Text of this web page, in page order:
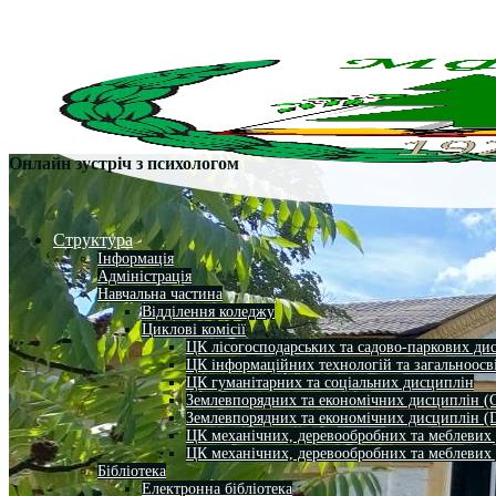
Структура
Інформація
Адміністрація
Навчальна частина
Відділення коледжу
Циклові комісії
ЦК лісогосподарських та садово-паркових
ЦК інформаційних технологій та
ЦК гуманітарних та соціальних дисциплін
Землевпорядних та економічних дисциплін
Землевпорядних та економічних дисциплін
ЦК механічних, деревообробних та
ЦК механічних, деревообробних та
Бібліотека
Електронна бібліотека
Онлайн зустріч з психологом